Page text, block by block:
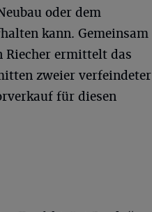
oder dem
kann. Gemeinsam
Riecher ermittelt das
zweier verfeindeter
für diesen